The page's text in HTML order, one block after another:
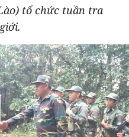
tổ chức tuần tra